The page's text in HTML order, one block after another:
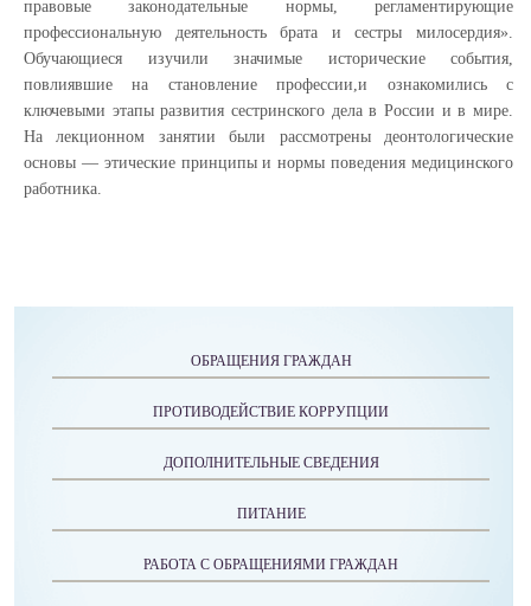
правовые законодательные нормы, регламентирующие
профессиональную деятельность брата и сестры милосердия».
Обучающиеся изучили значимые исторические события,
повлиявшие на становление профессии,и ознакомились с
ключевыми этапы развития сестринского дела в России и в мире.
На лекционном занятии были рассмотрены деонтологические
основы — этические принципы и нормы поведения медицинского
работника.
ОБРАЩЕНИЯ ГРАЖДАН
ПРОТИВОДЕЙСТВИЕ КОРРУПЦИИ
ДОПОЛНИТЕЛЬНЫЕ СВЕДЕНИЯ
ПИТАНИЕ
РАБОТА С ОБРАЩЕНИЯМИ ГРАЖДАН